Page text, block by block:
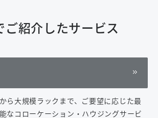
ご紹介したサービス
ら大規模ラックまで、ご要望に応じた最
なコローケーション・ハウジングサービ